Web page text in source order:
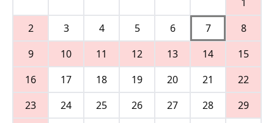
2
3 4 5 6 7
8
9
10 11 12 13 14
15
16
17 18 19 20 21
22
23
24 25 26 27 28
29